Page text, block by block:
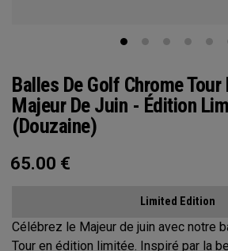
Balles De Golf Chrome
Majeur De Juin - Édition
(Douzaine)
65.00 €
Limited Edition
Célébrez le Majeur de juin avec notre
Tour en édition limitée. Inspiré par la